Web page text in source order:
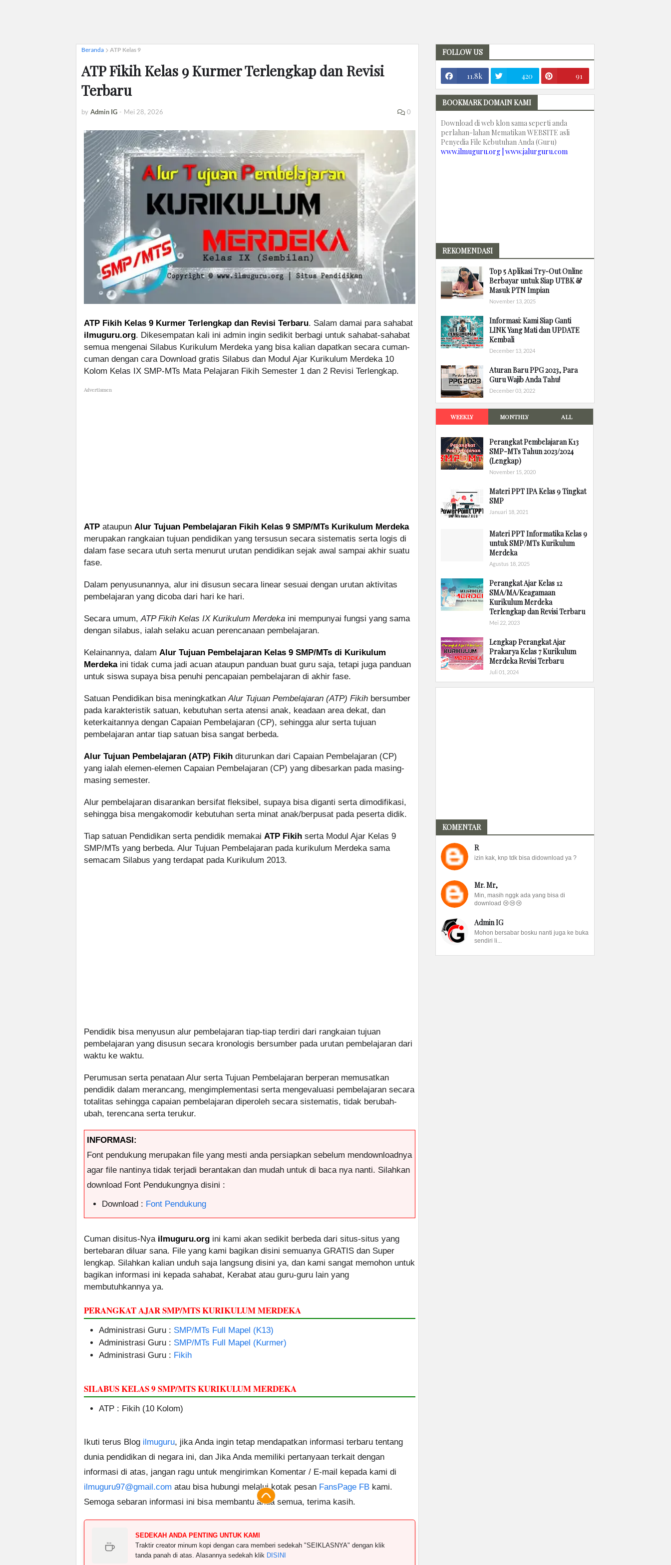
Beranda ATP Kelas 9
ATP Fikih Kelas 9 Kurmer Terlengkap dan Revisi
Terbaru
by Admin IG - Mei 28, 2026 0
ATP Fikih Kelas 9 Kurmer Terlengkap dan Revisi Terbaru. Salam damai para sahabat
ilmuguru.org. Dikesempatan kali ini admin ingin sedikit berbagi untuk sahabat-sahabat
semua mengenai Silabus Kurikulum Merdeka yang bisa kalian dapatkan secara cuman-
cuman dengan cara Download gratis Silabus dan Modul Ajar Kurikulum Merdeka 10
Kolom Kelas IX SMP-MTs Mata Pelajaran Fikih Semester 1 dan 2 Revisi Terlengkap.
Advertismen
ATP ataupun Alur Tujuan Pembelajaran Fikih Kelas 9 SMP/MTs Kurikulum Merdeka
merupakan rangkaian tujuan pendidikan yang tersusun secara sistematis serta logis di
dalam fase secara utuh serta menurut urutan pendidikan sejak awal sampai akhir suatu
fase.
Dalam penyusunannya, alur ini disusun secara linear sesuai dengan urutan aktivitas
pembelajaran yang dicoba dari hari ke hari.
Secara umum, ATP Fikih Kelas IX Kurikulum Merdeka ini mempunyai fungsi yang sama
dengan silabus, ialah selaku acuan perencanaan pembelajaran.
Kelainannya, dalam Alur Tujuan Pembelajaran Kelas 9 SMP/MTs di Kurikulum
Merdekaini tidak cuma jadi acuan ataupun panduan buat guru saja, tetapi juga panduan
untuk siswa supaya bisa penuhi pencapaian pembelajaran di akhir fase.
Satuan Pendidikan bisa meningkatkan Alur Tujuan Pembelajaran (ATP) Fikih bersumber
pada karakteristik satuan, kebutuhan serta atensi anak, keadaan area dekat, dan
keterkaitannya dengan Capaian Pembelajaran (CP), sehingga alur serta tujuan
pembelajaran antar tiap satuan bisa sangat berbeda.
Alur Tujuan Pembelajaran (ATP) Fikih diturunkan dari Capaian Pembelajaran (CP)
yang ialah elemen-elemen Capaian Pembelajaran (CP) yang dibesarkan pada masing-
masing semester.
Alur pembelajaran disarankan bersifat fleksibel, supaya bisa diganti serta dimodifikasi,
sehingga bisa mengakomodir kebutuhan serta minat anak/berpusat pada peserta didik.
Tiap satuan Pendidikan serta pendidik memakai ATP Fikih serta Modul Ajar Kelas 9
SMP/MTs yang berbeda. Alur Tujuan Pembelajaran pada kurikulum Merdeka sama
semacam Silabus yang terdapat pada Kurikulum 2013.
Pendidik bisa menyusun alur pembelajaran tiap-tiap terdiri dari rangkaian tujuan
pembelajaran yang disusun secara kronologis bersumber pada urutan pembelajaran dari
waktu ke waktu.
Perumusan serta penataan Alur serta Tujuan Pembelajaran berperan memusatkan
pendidik dalam merancang, mengimplementasi serta mengevaluasi pembelajaran secara
totalitas sehingga capaian pembelajaran diperoleh secara sistematis, tidak berubah-
ubah, terencana serta terukur.
INFORMASI:
Font pendukung merupakan file yang mesti anda persiapkan sebelum mendownloadnya
agar file nantinya tidak terjadi berantakan dan mudah untuk di baca nya nanti. Silahkan
download Font Pendukungnya disini :
Download : Font Pendukung
Cuman disitus-Nya ilmuguru.org ini kami akan sedikit berbeda dari situs-situs yang
bertebaran diluar sana. File yang kami bagikan disini semuanya GRATIS dan Super
lengkap. Silahkan kalian unduh saja langsung disini ya, dan kami sangat memohon untuk
bagikan informasi ini kepada sahabat, Kerabat atau guru-guru lain yang
membutuhkannya ya.
PERANGKAT AJAR SMP/MTS KURIKULUM MERDEKA
Administrasi Guru : SMP/MTs Full Mapel (K13)
Administrasi Guru : SMP/MTs Full Mapel (Kurmer)
Administrasi Guru : Fikih
SILABUS KELAS 9 SMP/MTS KURIKULUM MERDEKA
ATP : Fikih (10 Kolom)
Ikuti terus Blog ilmuguru, jika Anda ingin tetap mendapatkan informasi terbaru tentang
dunia pendidikan di negara ini, dan Jika Anda memiliki pertanyaan terkait dengan
informasi di atas, jangan ragu untuk mengirimkan Komentar / E-mail kepada kami di
ilmuguru97@gmail.com atau bisa hubungi melalui kotak pesan FansPage FB kami.
Semoga sebaran informasi ini bisa membantu anda semua, terima kasih.
SEDEKAH ANDA PENTING UNTUK KAMI
Traktir creator minum kopi dengan cara memberi sedekah "SEIKLASNYA" dengan klik
tanda panah di atas. Alasannya sedekah klik DISINI
FOLLOW US
11.8k 420 91
BOOKMARK DOMAIN KAMI
Download di web klon sama seperti anda
perlahan-lahan Mematikan WEBSITE asli
Penyedia File Kebutuhan Anda (Guru)
www.ilmuguru.org | www.jalurguru.com
REKOMENDASI
Top 5 Aplikasi Try-Out Online
Berbayar untuk Siap UTBK &
Masuk PTN Impian
November 13, 2025
Informasi: Kami Siap Ganti
LINK Yang Mati dan UPDATE
Kembali
December 13, 2024
Aturan Baru PPG 2023, Para
Guru Wajib Anda Tahu!
December 03, 2022
WEEKLY MONTHLY ALL
Perangkat Pembelajaran K13
SMP-MTs Tahun 2023/2024
(Lengkap)
November 15, 2020
Materi PPT IPA Kelas 9 Tingkat
SMP
Januari 18, 2021
Materi PPT Informatika Kelas 9
untuk SMP/MTs Kurikulum
Merdeka
Agustus 18, 2025
Perangkat Ajar Kelas 12
SMA/MA/Keagamaan
Kurikulum Merdeka
Terlengkap dan Revisi Terbaru
Mei 22, 2023
Lengkap Perangkat Ajar
Prakarya Kelas 7 Kurikulum
Merdeka Revisi Terbaru
Juli 01, 2024
KOMENTAR
R
izin kak, knp tdk bisa didownload ya ?
Mr. Mr,
Min, masih nggk ada yang bisa di
download 😢😢😢
Admin IG
Mohon bersabar bosku nanti juga ke buka
sendiri li...